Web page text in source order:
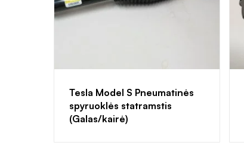
Tesla Model S Pneumatinės
spyruoklės statramstis
(Galas/kairė)